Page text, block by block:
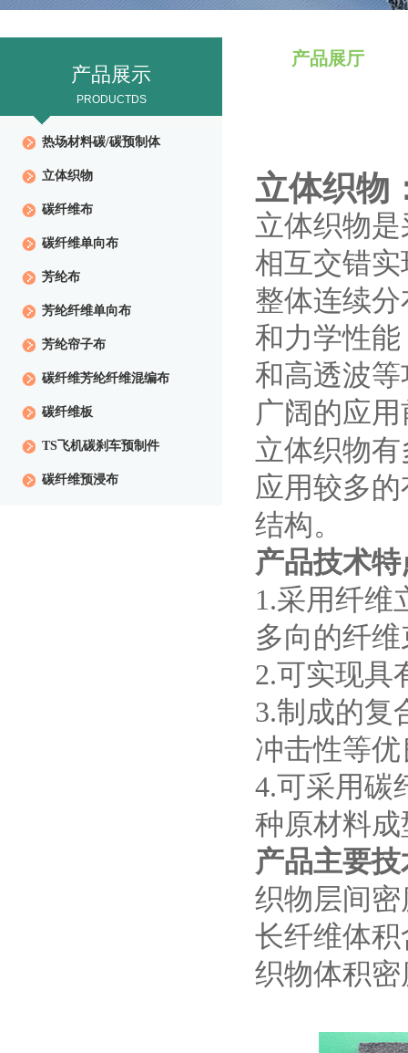
产品展示
PRODUCTDS
热场材料碳/碳预制体
立体织物
碳纤维布
碳纤维单向布
芳纶布
芳纶纤维单向布
芳纶帘子布
碳纤维芳纶纤维混编布
碳纤维板
TS飞机碳刹车预制件
碳纤维预浸布
产品展厅
立体织物
立体织物
相互交错
整体连续
和力学性
和高透波
广阔的应
立体织物
应用较多
结构。
产品技术
1.采用纤维
多向的纤
2.可实现具
3.制成的复
冲击性等
4.可采用碳
种原材料成
产品主要
织物层间密
长纤维体积
织物体积密